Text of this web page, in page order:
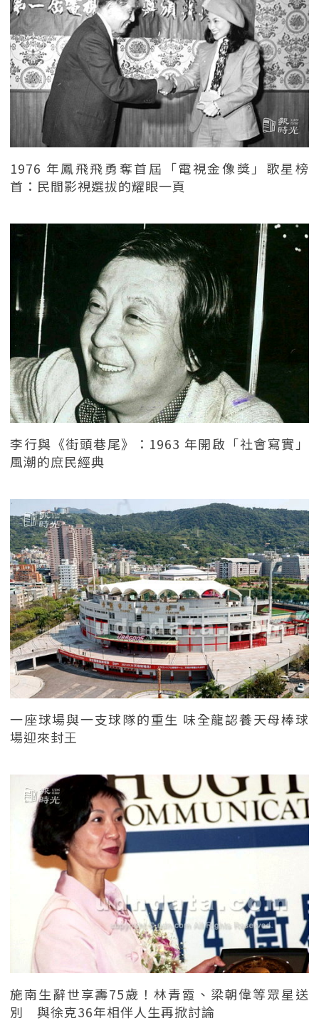
1976 年鳳飛飛勇奪首屆「電視金像獎」歌星榜
首：民間影視選拔的耀眼一頁
李行與《街頭巷尾》：1963 年開啟「社會寫實」
風潮的庶民經典
一座球場與一支球隊的重生 味全龍認養天母棒球
場迎來封王
施南生辭世享壽75歲！林青霞、梁朝偉等眾星送
別 與徐克36年相伴人生再掀討論